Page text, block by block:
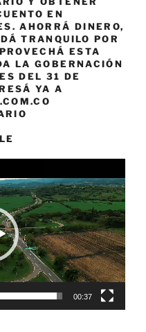
EN
AHORRÁ DINERO,
TRANQUILO POR
ESTA
LA GOBERNACIÓN
DEL 31 DE
YA A
00:37